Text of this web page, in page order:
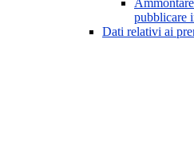
pubblicare
Dati relativi ai